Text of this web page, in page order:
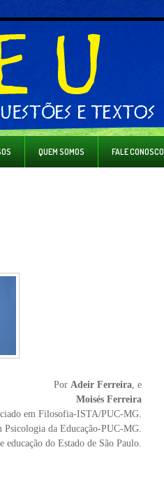
QUEM SOMOS FALE CONOSCO
Por Adeir Ferreira, e
Moisés Ferreira
em Filosofia-ISTA/PUC-MG.
Psicologia da Educação-PUC-MG.
educação do Estado de São Paulo.